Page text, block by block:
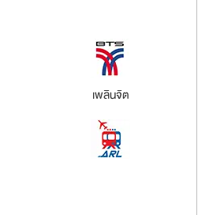
เพลินจิต